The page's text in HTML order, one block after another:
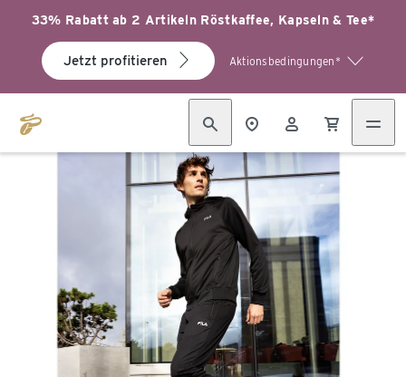
33% Rabatt ab 2 Artikeln Röstkaffee, Kapseln & Tee*
Jetzt profitieren Aktionsbedingungen*